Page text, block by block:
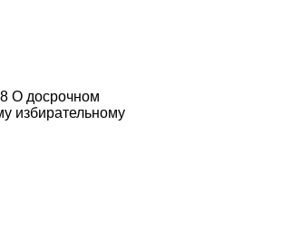
О досрочном
избирательному